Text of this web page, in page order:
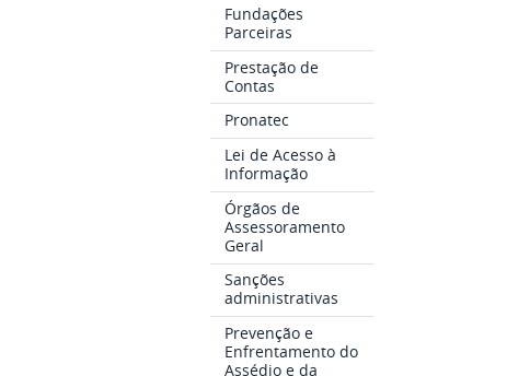
Fundações
Parceiras
Prestação de
Contas
Pronatec
Lei de Acesso à
Informação
Órgãos de
Assessoramento
Geral
Sanções
administrativas
Prevenção e
Enfrentamento do
Assédio e da